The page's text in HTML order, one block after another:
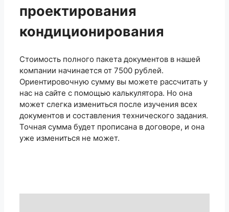
проектирования
кондиционирования
Стоимость полного пакета документов в нашей
компании начинается от 7500 рублей.
Ориентировочную сумму вы можете рассчитать у
нас на сайте с помощью калькулятора. Но она
может слегка измениться после изучения всех
документов и составления технического задания.
Точная сумма будет прописана в договоре, и она
уже измениться не может.